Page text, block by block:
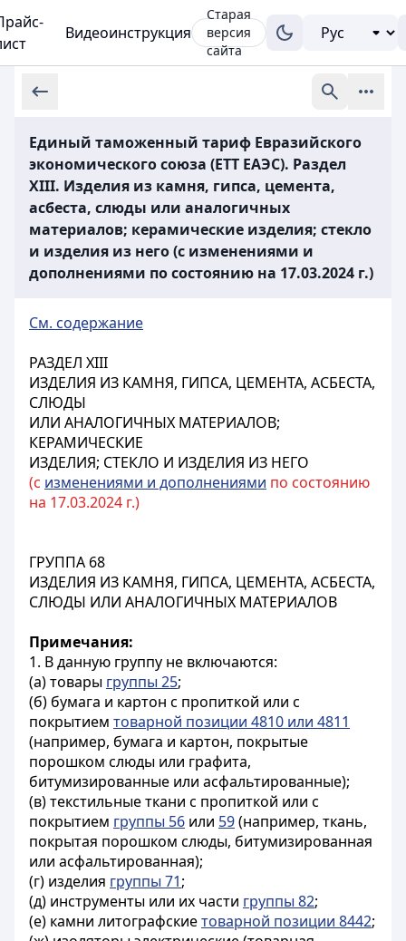
Видеоинструкция
Старая
версия
сайта
Единый таможенный тариф Евразийского
экономического союза (ЕТТ ЕАЭС). Раздел
XIII. Изделия из камня, гипса, цемента,
асбеста, слюды или аналогичных
материалов; керамические изделия; стекло
и изделия из него (с изменениями и
дополнениями по состоянию на 17.03.2024 г.)
См. содержание
РАЗДЕЛ XIII
ИЗДЕЛИЯ ИЗ КАМНЯ, ГИПСА, ЦЕМЕНТА, АСБЕСТА,
СЛЮДЫ
ИЛИ АНАЛОГИЧНЫХ МАТЕРИАЛОВ;
КЕРАМИЧЕСКИЕ
ИЗДЕЛИЯ; СТЕКЛО И ИЗДЕЛИЯ ИЗ НЕГО
(с изменениями и дополнениями по состоянию
на 17.03.2024 г.)
ГРУППА 68
ИЗДЕЛИЯ ИЗ КАМНЯ, ГИПСА, ЦЕМЕНТА, АСБЕСТА,
СЛЮДЫ ИЛИ АНАЛОГИЧНЫХ МАТЕРИАЛОВ
Примечания:
1. В данную группу не включаются:
(а) товары группы 25;
(б) бумага и картон с пропиткой или с
покрытием товарной позиции 4810 или 4811
(например, бумага и картон, покрытые
порошком слюды или графита,
битумизированные или асфальтированные);
(в) текстильные ткани с пропиткой или с
покрытием группы 56 или 59(например, ткань,
покрытая порошком слюды, битумизированная
или асфальтированная);
(г) изделия группы 71;
(д) инструменты или их части группы 82;
(е) камни литографскиетоварной позиции 8442;